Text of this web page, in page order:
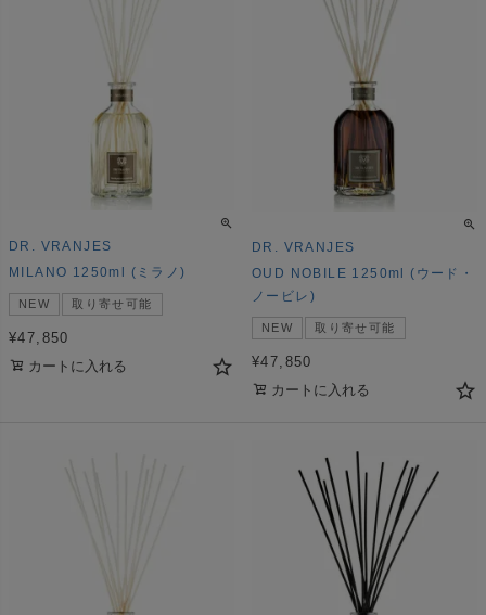
DR. VRANJES
MILANO 1250ml (ミラノ)
NEW 取り寄せ可能
¥47,850
カートに入れる
DR. VRANJES
OUD NOBILE 1250ml (ウード・
ノービレ)
NEW 取り寄せ可能
¥47,850
カートに入れる